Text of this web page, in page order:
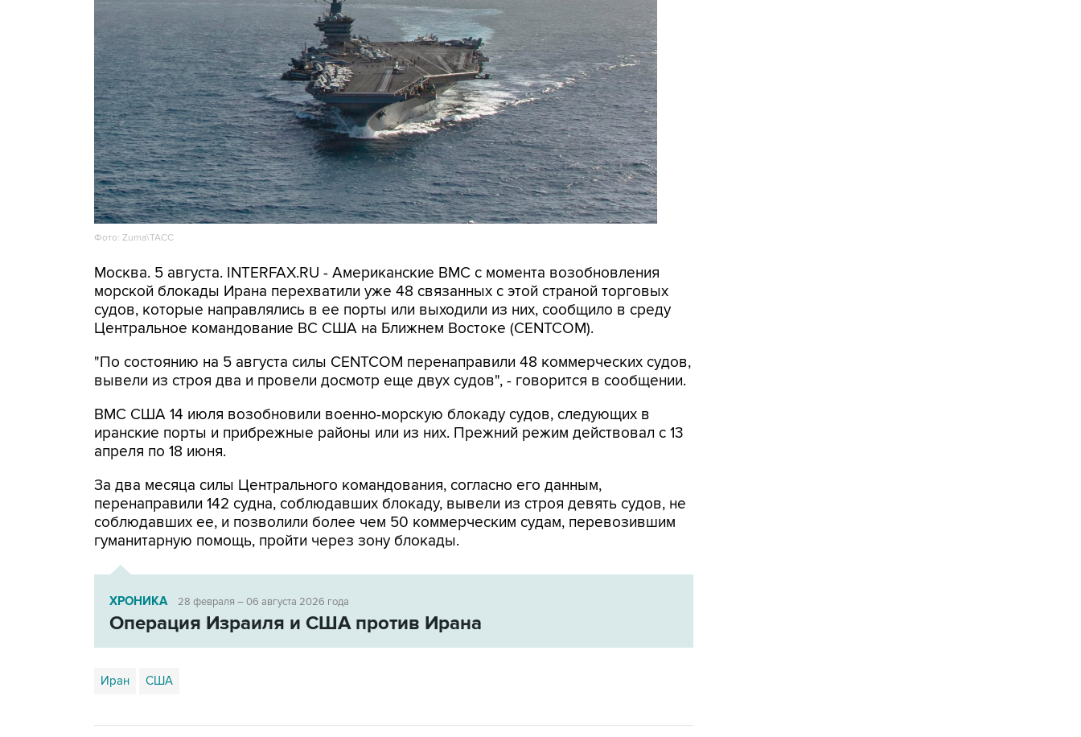
Фото: Zuma\ТАСС
Москва. 5 августа. INTERFAX.RU - Американские ВМС с момента возобновления
морской блокады Ирана перехватили уже 48 связанных с этой страной торговых
судов, которые направлялись в ее порты или выходили из них, сообщило в среду
Центральное командование ВС США на Ближнем Востоке (CENTCOM).
"По состоянию на 5 августа силы CENTCOM перенаправили 48 коммерческих судов,
вывели из строя два и провели досмотр еще двух судов", - говорится в сообщении.
ВМС США 14 июля возобновили военно-морскую блокаду судов, следующих в
иранские порты и прибрежные районы или из них. Прежний режим действовал с 13
апреля по 18 июня.
За два месяца силы Центрального командования, согласно его данным,
перенаправили 142 судна, соблюдавших блокаду, вывели из строя девять судов, не
соблюдавших ее, и позволили более чем 50 коммерческим судам, перевозившим
гуманитарную помощь, пройти через зону блокады.
ХРОНИКА 28 февраля – 06 августа 2026 года
Операция Израиля и США против Ирана
Иран США